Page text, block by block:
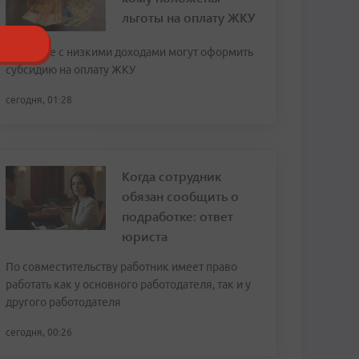
льготы на оплату ЖКУ
Граждане с низкими доходами могут оформить
субсидию на оплату ЖКУ
сегодня, 01:28
Когда сотрудник
обязан сообщить о
подработке: ответ
юриста
По совместительству работник имеет право
работать как у основного работодателя, так и у
другого работодателя
сегодня, 00:26